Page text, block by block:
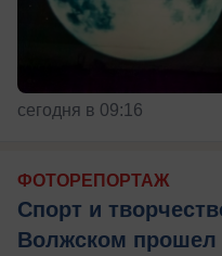
сегодня в 09:16
ФОТОРЕПОРТАЖ
Спорт и
Волжском прошел